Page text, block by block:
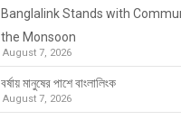
Banglalink Stands with
the Monsoon
August 7, 2026
বর্ষায় মানুষের পাশে বাংলালিংক
August 7, 2026